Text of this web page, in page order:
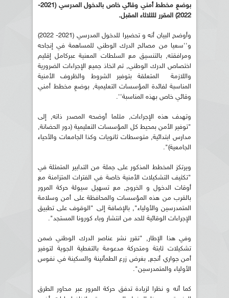
بوضعِ مخطط أمني وقائي خاص بالدخول المدرسي (2021-
2022) المقرر للثلاثاء المقبل.
وأوضح البيان أنه و تحضيرا للدخول المدرسي (2021- 2022)
و''سعيا من مصالح الدرك الوطني للمساهمة في إنجاحه
ومرافقته, بالتنسيق مع السلطات المعنية عبركامل إقليم
اختصاص الدرك الوطني, تم اتخاذ جميع الإجراءات الضرورية
واللازمة المتعلقة بتوفير الشروط والظروف الأمنية
المناسبة لفائدة المؤسسات التعليمية, بوضعِ مخطط أمني
وقائي خاص بهذه المناسبة''.
وتهدف هذه الإجراءات, مثلما أوضحه المصدر ذاته, إلى
"توفير الأمن بمحيط كل المؤسسات التعليمية (دور الحضانة,
مدارس ابتدائية, متوسطات ثانويات وكذا الجامعات والأحياء
الجامعية)".
ويرتكز المخطط المذكور على جملة من التدابير المتمثلة في
"تكثيف التشكيلات الأمنية خاصة في الفترات المتزامنة مع
أوقات الدخول و الخروج, مع تسهيل سيولة حركة المرور
بالقرب من هذه المؤسسات والمحافظة على أمن وسلامة
المتمدرسين والأولياء", بالإضافة إلى "الوقوف على تطبيق
الإجراءات الوقائية للحد من انتشار وباء كورونا المستجد".
وفي هذا الإطار, "تقرر نشر عناصر الدرك الوطني ضمن
تشكيلات ثابتة ومتحركة مدعومة بالتغطية الجوية لتوفير
أمن جواري أنجع, بغرض زرع الطمأنينة والسكينة في نفوس
الأولياء والمتمدرسين".
كما أنه و نظرا لزيادة تدفق حركة المرور عبر محاور الطرق